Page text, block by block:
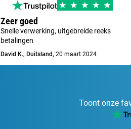
Zeer goed
Snelle verwerking, uitgebreide reeks
betalingen
David K., Duitsland, 20 maart 2024
Toont onze